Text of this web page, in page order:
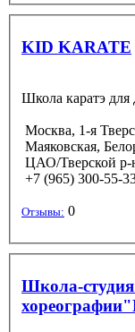
KID KARATE
Школа каратэ для
Москва, 1-я
Маяковская,
ЦАО/Тверской р-
+7 (965) 300-55-
Отзывы: 0
Школа-студия